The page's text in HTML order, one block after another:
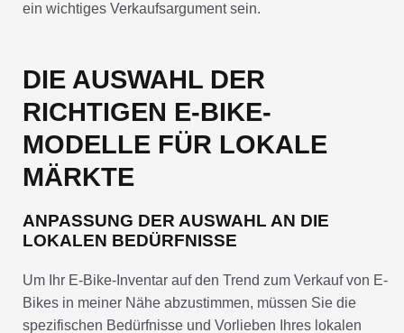
ein wichtiges Verkaufsargument sein.
DIE AUSWAHL DER
RICHTIGEN E-BIKE-
MODELLE FÜR LOKALE
MÄRKTE
ANPASSUNG DER AUSWAHL AN DIE
LOKALEN BEDÜRFNISSE
Um Ihr E-Bike-Inventar auf den Trend zum Verkauf von E-
Bikes in meiner Nähe abzustimmen, müssen Sie die
spezifischen Bedürfnisse und Vorlieben Ihres lokalen